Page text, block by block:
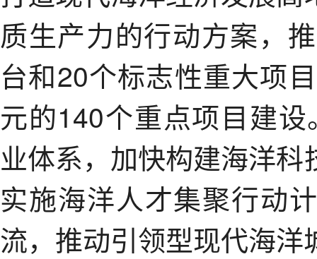
质生产力的行动方案，
台和20个标志性重大项
元的140个重点项目建设
业体系，加快构建海洋
实施海洋人才集聚行动
流，推动引领型现代海